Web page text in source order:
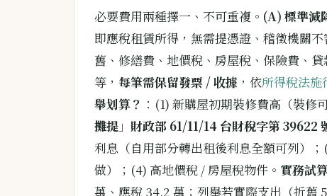
必要費用兩種擇一、不可重複。 (A) 標準減
即應稅租賃所得，無需提憑證、稽徵機關不
舊、修繕費、地價稅、房屋稅、保險費、
等， 每筆需保留發票 / 收據 ，依所得稅法施
舉划算？ ：(1) 新購屋初期裝修費高（裝修
攤提 」 財政部 61/11/14 台財稅字第 39622
利息（自用部分轉出租後利息全額可列）
做）；(4) 高地價稅 / 房屋稅物件。 實務試
萬、應稅 34.2 萬；列舉若實際支出（折舊